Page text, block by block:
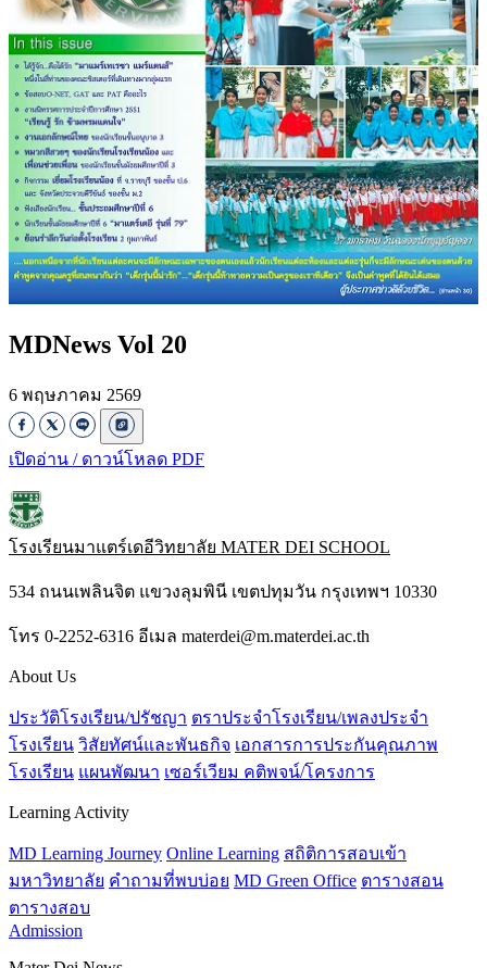
MDNews Vol 20
6 พฤษภาคม 2569
เปิดอ่าน / ดาวน์โหลด PDF
โรงเรียนมาแตร์เดอีวิทยาลัย MATER DEI SCHOOL
534 ถนนเพลินจิต แขวงลุมพินี เขตปทุมวัน กรุงเทพฯ 10330
โทร 0-2252-6316 อีเมล materdei@m.materdei.ac.th
About Us
ประวัติโรงเรียน/ปรัชญา ตราประจำโรงเรียน/เพลงประจำ
โรงเรียน วิสัยทัศน์และพันธกิจ เอกสารการประกันคุณภาพ
โรงเรียน แผนพัฒนา เซอร์เวียม คติพจน์/โครงการ
Learning Activity
MD Learning Journey Online Learning สถิติการสอบเข้า
มหาวิทยาลัย คำถามที่พบบ่อย MD Green Office ตารางสอน
ตารางสอบ
Admission